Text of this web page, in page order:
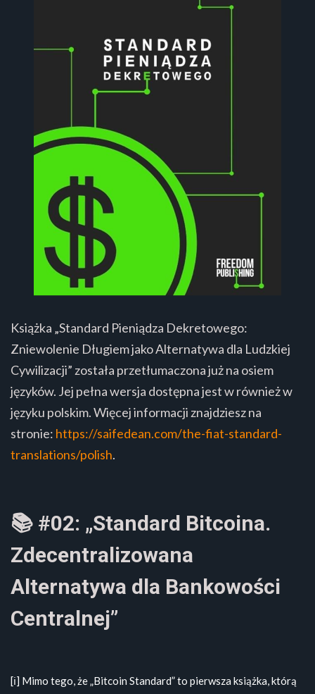
Książka „Standard Pieniądza Dekretowego:
Zniewolenie Długiem jako Alternatywa dla Ludzkiej
Cywilizacji” została przetłumaczona już na osiem
języków. Jej pełna wersja dostępna jest w również w
języku polskim. Więcej informacji znajdziesz na
stronie: https://saifedean.com/the-fiat-standard-
translations/polish.
📚 #02: „Standard Bitcoina.
Zdecentralizowana
Alternatywa dla Bankowości
Centralnej”
[ℹ️] Mimo tego, że „Bitcoin Standard” to pierwsza książka, którą